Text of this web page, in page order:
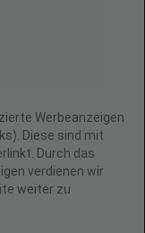
Werbeanzeigen
Diese sind mit
Durch das
verdienen wir
weiter zu